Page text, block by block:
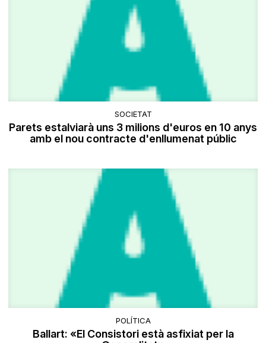
SOCIETAT
Parets estalviarà uns 3 milions d'euros en 10 anys
amb el nou contracte d'enllumenat públic
POLÍTICA
Ballart: «El Consistori està asfixiat per la